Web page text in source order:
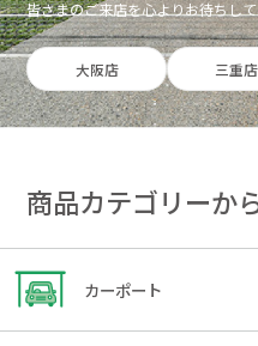
皆さまのご来店を心よりお待ちして
大阪店 三重店
商品カテゴリーか
カーポート